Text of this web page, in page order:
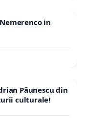
in
Păunescu din
culturale!